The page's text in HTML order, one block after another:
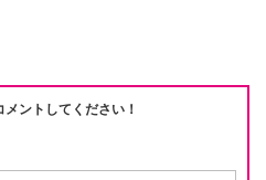
k
ントしてください！